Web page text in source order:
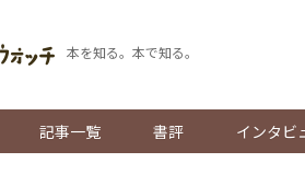
本を知る。本で知る。
記事一覧 書評 インタビ